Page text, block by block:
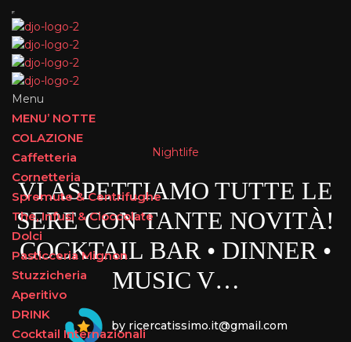
Menu
MENU’ NOTTE
COLAZIONE
Caffetteria
Cornetteria
Spremute & Centrifughe
The, Infusi & Cioccolate
Dolci
Pasticceria Mignon
Stuzzicheria
Aperitivo
DRINK
Cocktail Internazionali
Nightlife
VI ASPETTIAMO TUTTE LE
SERE CON TANTE NOVITÀ!
COCKTAIL BAR • DINNER •
MUSIC V…
by ricercatissimo.it@gmail.com